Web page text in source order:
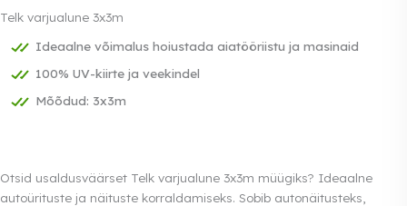
Telk varjualune 3x3m
Ideaalne võimalus hoiustada aiatööriistu ja masinaid
100% UV-kiirte ja veekindel
Mõõdud: 3x3m
Otsid usaldusväärset Telk varjualune 3x3m müügiks? Ideaalne
autoürituste ja näituste korraldamiseks. Sobib autonäitusteks,